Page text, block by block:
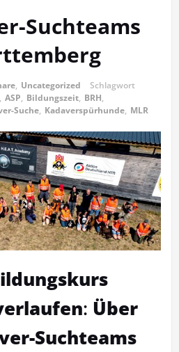
Suchteams
, Uncategorized
Schlagwort
ASP, Bildungszeit, BRH,
Suche, Kadaverspürhunde, MLR
: Über
Suchteams